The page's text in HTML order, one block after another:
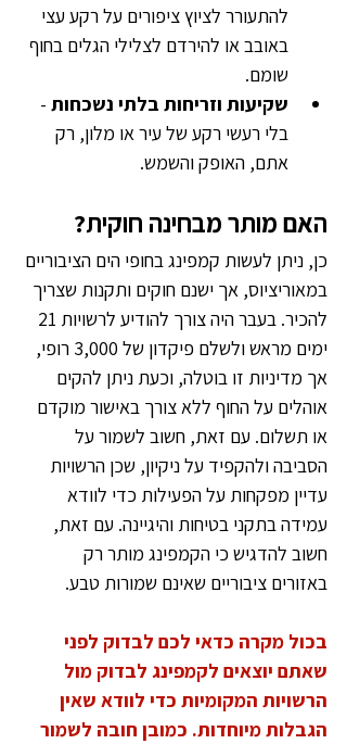
להתעורר לציוץ ציפורים על רקע עצי
באובב או להירדם לצלילי הגלים בחוף
שומם.
שקיעות וזריחות בלתי נשכחות -
בלי רעשי רקע של עיר או מלון, רק
אתם, האופק והשמש.
האם מותר מבחינה חוקית?
כן, ניתן לעשות קמפינג בחופי הים הציבוריים
במאוריציוס, אך ישנם חוקים ותקנות שצריך
ימים מראש ולשלם פיקדון של 3,000 רופי,
אך מדיניות זו בוטלה, וכעת ניתן להקים
אוהלים על החוף ללא צורך באישור מוקדם
או תשלום. עם זאת, חשוב לשמור על
הסביבה ולהקפיד על ניקיון, שכן הרשויות
עדיין מפקחות על הפעילות כדי לוודא
עמידה בתקני בטיחות והיגיינה. עם זאת,
חשוב להדגיש כי הקמפינג מותר רק
באזורים ציבוריים שאינם שמורות טבע.
בכול מקרה כדאי לכם לבדוק לפני
שאתם יוצאים לקמפינג לבדוק מול
הרשויות המקומיות כדי לוודא שאין
הגבלות מיוחדות. כמובן חובה לשמור